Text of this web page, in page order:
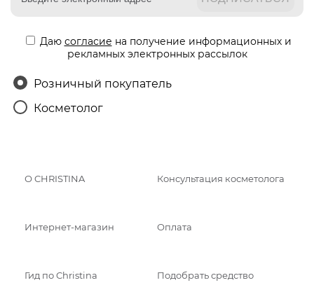
Даю согласие на получение информационных и
рекламных электронных рассылок
Розничный покупатель
Косметолог
О CHRISTINA Консультация косметолога
Интернет-магазин Оплата
Гид по Christina Подобрать средство